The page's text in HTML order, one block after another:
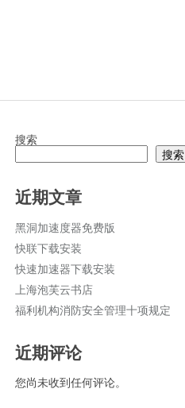
搜索
搜索
近期文章
黑洞加速度器免费版
快联下载安装
快速加速器下载安装
上海泡芙云书店
福利机构消防安全管理十项规定
近期评论
您尚未收到任何评论。